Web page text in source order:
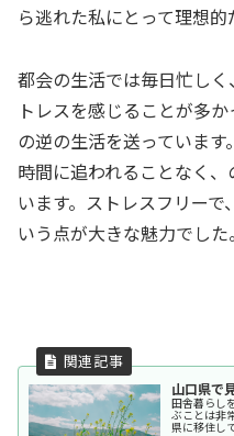
ら逃れた私にとって理想的
都会の生活では毎日忙し
トレスを感じることが多
の逆の生活を送っています
時間に追われることなく
います。ストレスフリー
いう点が大きな魅力でした。
山口県で
田舎暮らし
ぶことは非
県に移住し